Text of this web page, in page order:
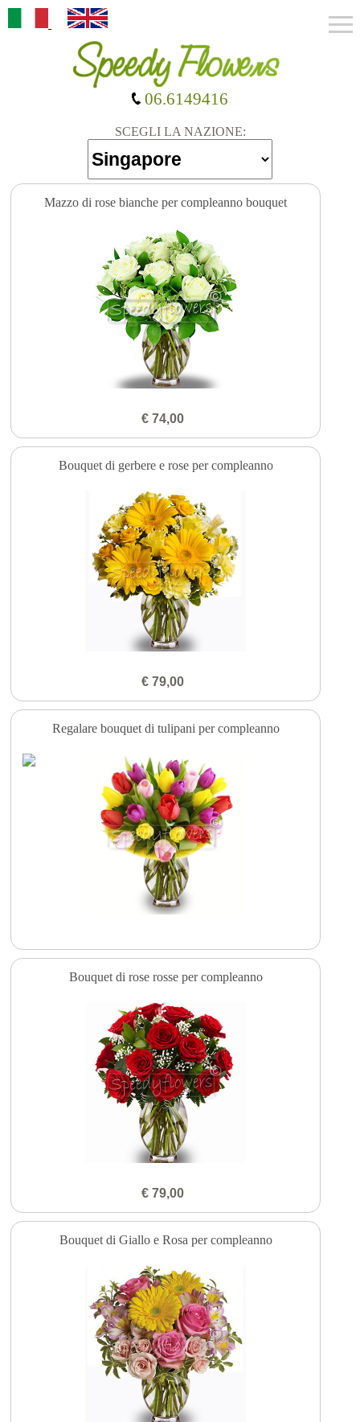
SCEGLI LA NAZIONE:
06.6149416
Mazzo di rose bianche per compleanno bouquet
€ 74,00
Bouquet di gerbere e rose per compleanno
€ 79,00
Regalare bouquet di tulipani per compleanno
Bouquet di rose rosse per compleanno
€ 79,00
Bouquet di Giallo e Rosa per compleanno